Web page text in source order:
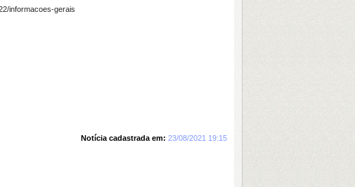
informacoes-gerais
Notícia cadastrada em: 23/08/2021 19:15